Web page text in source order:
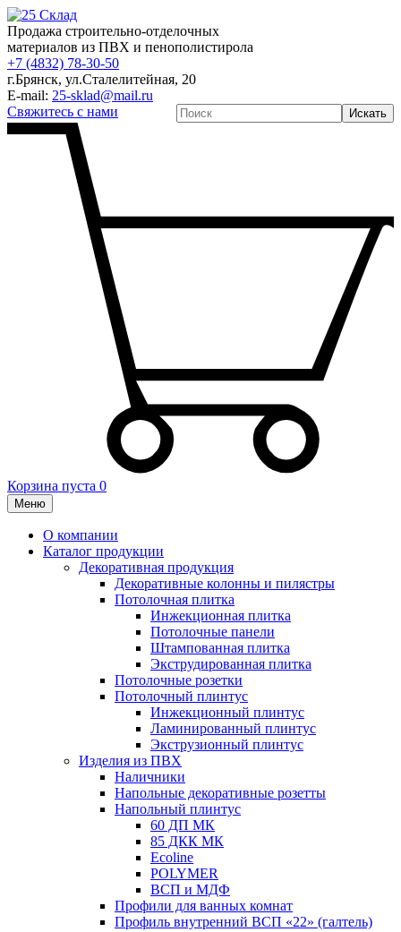
Продажа строительно-отделочных
материалов из ПВХ и пенополистирола
+7 (4832) 78-30-50
г.Брянск, ул.Сталелитейная, 20
E-mail: 25-sklad@mail.ru
Свяжитесь с нами
Искать
Корзина пуста 0
Меню
О компании
Каталог продукции
Декоративная продукция
Декоративные колонны и пилястры
Потолочная плитка
Инжекционная плитка
Потолочные панели
Штампованная плитка
Экструдированная плитка
Потолочные розетки
Потолочный плинтус
Инжекционный плинтус
Ламинированный плинтус
Экструзионный плинтус
Изделия из ПВХ
Наличники
Напольные декоративные розетты
Напольный плинтус
60 ДП МК
85 ДКК МК
Ecoline
POLYMER
ВСП и МДФ
Профили для ванных комнат
Профиль внутренний ВСП «22» (галтель)